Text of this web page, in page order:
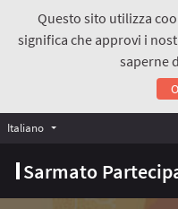
Questo sito utilizza
significa che approvi i
saperne
Sarmato
Italiano Choose language